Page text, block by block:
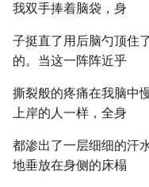
我双手捧着脑袋，身
子挺直了用后脑勺顶住
的。当这一阵阵近乎
撕裂般的疼痛在我脑中
上岸的人一样，全身
都渗出了一层细细的汗
地垂放在身侧的床榻